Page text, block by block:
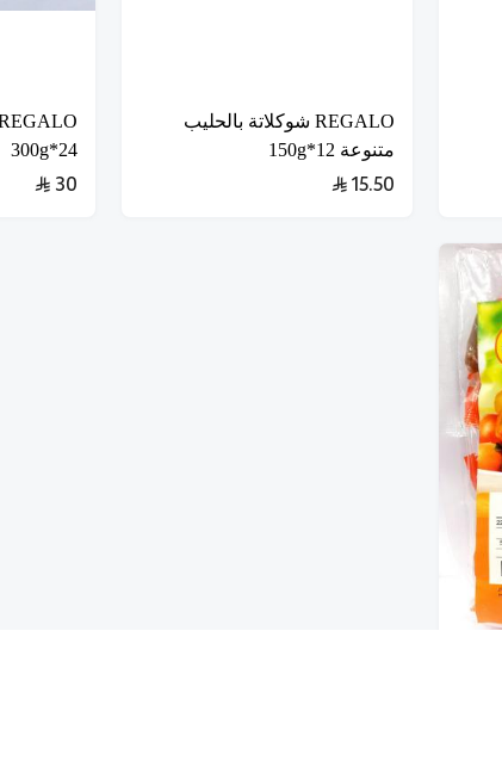
REGALO شوكلاتة بالحليب
متنوعة 12*150g
15.50
24*300g
30